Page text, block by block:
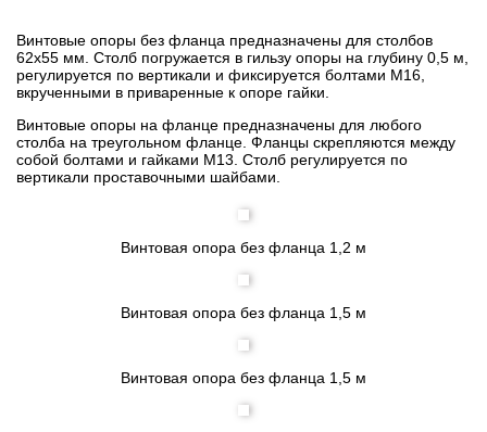
Винтовые опоры без фланца предназначены для столбов
62х55 мм. Столб погружается в гильзу опоры на глубину 0,5 м,
регулируется по вертикали и фиксируется болтами М16,
вкрученными в приваренные к опоре гайки.
Винтовые опоры на фланце предназначены для любого
столба на треугольном фланце. Фланцы скрепляются между
собой болтами и гайками М13. Столб регулируется по
вертикали проставочными шайбами.
Винтовая опора без фланца 1,2 м
Винтовая опора без фланца 1,5 м
Винтовая опора без фланца 1,5 м